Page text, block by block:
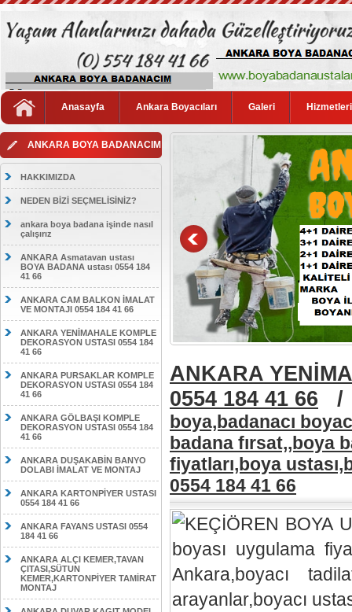
Anasayfa Ankara Boyacıları Galeri
ANKARA BOYA BADANACIM
HAKKIMIZDA
NEDEN BİZİ SEÇMELİSİNİZ?
ankara boya badana işinde nasıl
çalışırız
ANKARA Asmatavan ustası
BOYA BADANA ustası 0554 184
41 66
ANKARA CAM BALKON İMALAT
VE MONTAJI 0554 184 41 66
ANKARA YENİMAHALE KOMPLE
DEKORASYON USTASI 0554 184
41 66
ANKARA PURSAKLAR KOMPLE
DEKORASYON USTASI 0554 184
41 66
ANKARA GÖLBAŞI KOMPLE
DEKORASYON USTASI 0554 184
41 66
ANKARA DUŞAKABİN BANYO
DOLABI İMALAT VE MONTAJ
ANKARA KARTONPİYER USTASI
0554 184 41 66
ANKARA FAYANS USTASI 0554
184 41 66
ANKARA ALÇI KEMER,TAVAN
ÇITASI,SÜTUN
KEMER,KARTONPİYER TAMİRAT
MONTAJ
ANKARA
0554 184 41 66
boya,badanacı
badana fırsat,,boya
fiyatları,boya
0554 184 41 66